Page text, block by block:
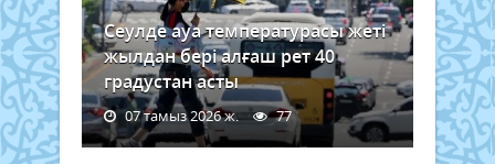
Сеулде ауа температурасы жеті
жылдан бері алғаш рет 40
градустан асты
07 тамыз 2026 ж. 77